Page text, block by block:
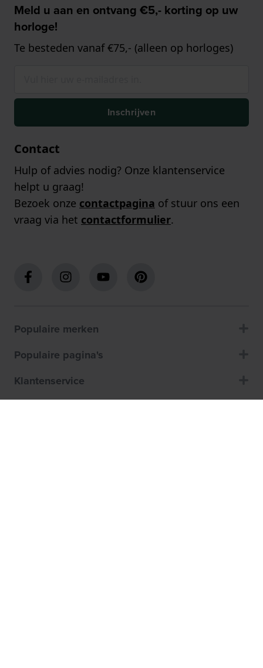
Meld u aan en ontvang €5,- korting op uw
horloge!
Te besteden vanaf €75,- (alleen op horloges)
Inschrijven
Contact
Hulp of advies nodig? Onze klantenservice
helpt u graag!
Bezoek onze contactpagina of stuur ons een
vraag via het contactformulier.
Populaire merken
Populaire pagina's
Klantenservice